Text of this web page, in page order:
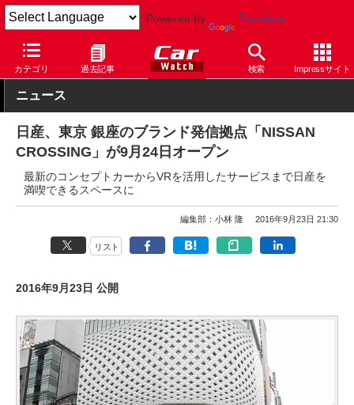
Powered by Translate
カテゴリ 過去記事 検索 Impressサイト
Car Watch 自動車
ニュース
日産、東京 銀座のブランド発信拠点「NISSAN
CROSSING」が9月24日オープン
最新のコンセプトカーからVRを活用したサービスまで日産を
満喫できるスペースに
編集部：小林 隆 2016年9月23日 21:30
リスト
2016年9月23日 公開